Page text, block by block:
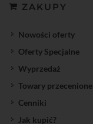
ZAKUPY
Nowości oferty
Oferty Specjalne
Wyprzedaż
Towary przecenione
Cenniki
Jak kupić?